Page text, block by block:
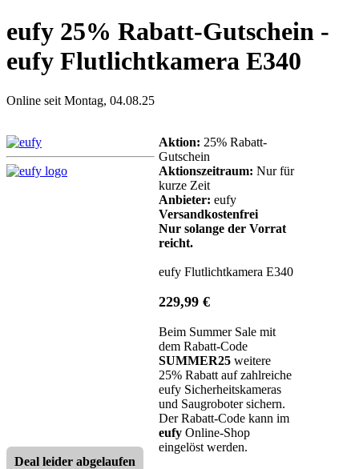
eufy 25% Rabatt-Gutschein -
eufy Flutlichtkamera E340
Online seit Montag, 04.08.25
Aktion: 25% Rabatt-
Gutschein
Aktionszeitraum: Nur für
kurze Zeit
Anbieter: eufy
Versandkostenfrei
Nur solange der Vorrat
reicht.
eufy Flutlichtkamera E340
229,99 €
Beim Summer Sale mit
dem Rabatt-Code
SUMMER25 weitere
25% Rabatt auf zahlreiche
eufy Sicherheitskameras
und Saugroboter sichern.
Der Rabatt-Code kann im
eufy Online-Shop
eingelöst werden.
Deal leider abgelaufen